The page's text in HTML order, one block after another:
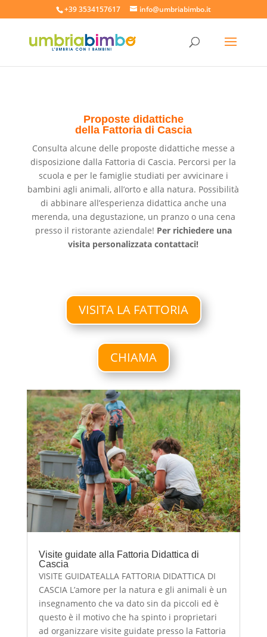
+39 3534157617 info@umbriabimbo.it
Proposte didattiche
della Fattoria di Cascia
Consulta alcune delle proposte didattiche messe a
disposizione dalla Fattoria di Cascia. Percorsi per la
scuola e per le famiglie studiati per avvicinare i
bambini agli animali, all’orto e alla natura. Possibilità
di abbinare all’esperienza didattica anche una
merenda, una degustazione, un pranzo o una cena
presso il ristorante aziendale! Per richiedere una
visita personalizzata contattaci!
VISITA LA FATTORIA
CHIAMA
Visite guidate alla Fattoria Didattica di
Cascia
VISITE GUIDATEALLA FATTORIA DIDATTICA DI
CASCIA L’amore per la natura e gli animali è un
insegnamento che va dato sin da piccoli ed è
questo è il motivo che ha spinto i proprietari
ad organizzare visite guidate presso la Fattoria